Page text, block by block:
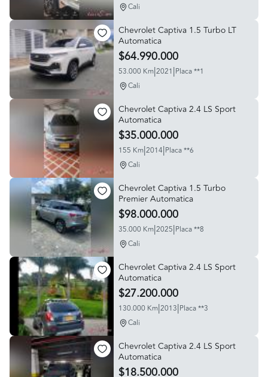
Cali
Chevrolet Captiva 1.5 Turbo LT
Automatica
$64.990.000
53.000 Km|2021|Placa **1
Cali
Chevrolet Captiva 2.4 LS Sport
Automatica
$35.000.000
155 Km|2014|Placa **6
Cali
Chevrolet Captiva 1.5 Turbo
Premier Automatica
$98.000.000
35.000 Km|2025|Placa **8
Cali
Chevrolet Captiva 2.4 LS Sport
Automatica
$27.200.000
130.000 Km|2013|Placa **3
Cali
Chevrolet Captiva 2.4 LS Sport
Automatica
$18.500.000